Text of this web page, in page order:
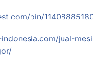
pin/
jual-